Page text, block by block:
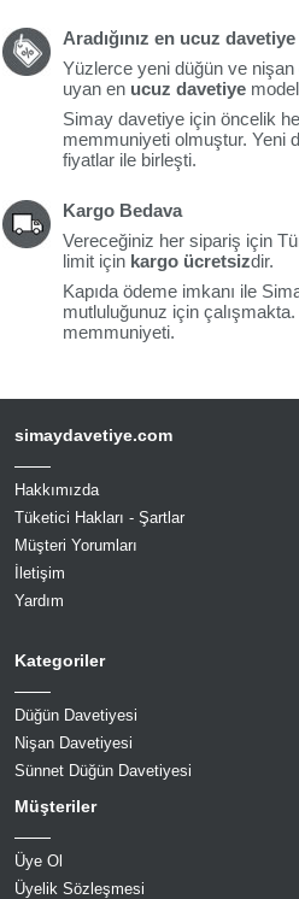
Aradığınız en ucuz davetiye
Yüzlerce yeni düğün ve
uyan en ucuz davetiye
Simay davetiye için öncelik
memmuniyeti olmuştur. Yeni
fiyatlar ile birleşti.
Kargo Bedava
Vereceğiniz her sipariş için
limit için kargo ücretsizdir.
Kapıda ödeme imkanı ile
mutluluğunuz için
memmuniyeti.
simaydavetiye.com
Hakkımızda
Tüketici Hakları - Şartlar
Müşteri Yorumları
İletişim
Yardım
Kategoriler
Düğün Davetiyesi
Nişan Davetiyesi
Sünnet Düğün Davetiyesi
Müşteriler
Üye Ol
Üyelik Sözleşmesi